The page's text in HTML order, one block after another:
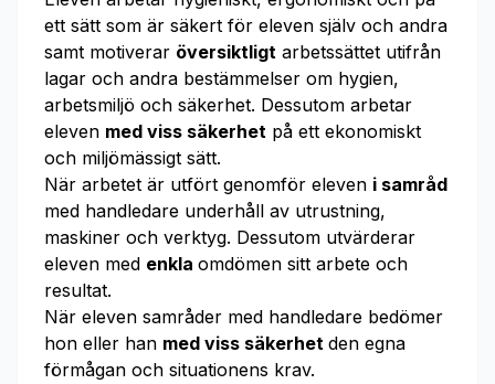
ett sätt som är säkert för eleven själv och andra
samt motiverar översiktligt arbetssättet utifrån
lagar och andra bestämmelser om hygien,
arbetsmiljö och säkerhet. Dessutom arbetar
eleven med viss säkerhet på ett ekonomiskt
och miljömässigt sätt.
När arbetet är utfört genomför eleven i samråd
med handledare underhåll av utrustning,
maskiner och verktyg. Dessutom utvärderar
eleven med enkla omdömen sitt arbete och
resultat.
När eleven samråder med handledare bedömer
hon eller han med viss säkerhet den egna
förmågan och situationens krav.